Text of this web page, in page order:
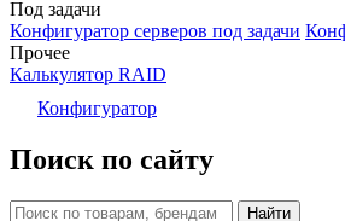
Под задачи
Конфигуратор серверов под задачи
Прочее
Калькулятор RAID
Конфигуратор
Поиск по сайту